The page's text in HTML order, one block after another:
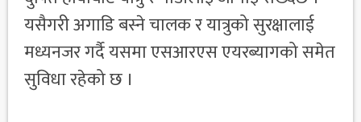
यसैगरी अगाडि बस्ने चालक र यात्रुको सुरक्षालाई
मध्यनजर गर्दै यसमा एसआरएस एयरब्यागको समेत
सुविधा रहेको छ ।